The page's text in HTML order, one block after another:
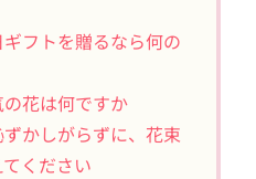
フトを贈るなら何の
花は何ですか
かしがらずに、花束
ください